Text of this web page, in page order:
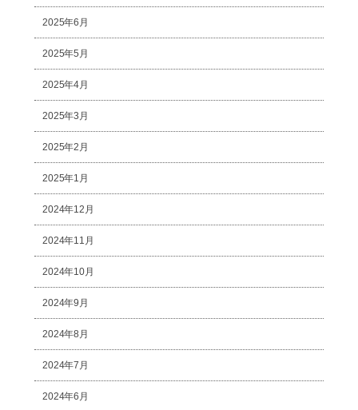
2025年6月
2025年5月
2025年4月
2025年3月
2025年2月
2025年1月
2024年12月
2024年11月
2024年10月
2024年9月
2024年8月
2024年7月
2024年6月